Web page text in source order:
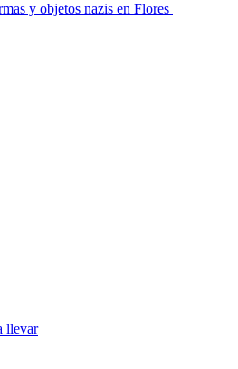
y objetos nazis en Flores
llevar